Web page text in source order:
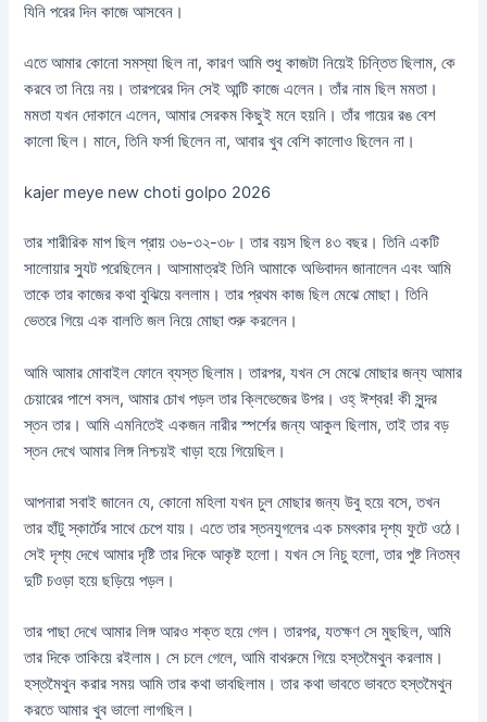
যিনি পরের দিন কাজে আসবেন।
এতে আমার কোনো সমস্যা ছিল না, কারণ আমি শুধু কাজটা নিয়েই চিন্তিত ছিলাম, কে
করবে তা নিয়ে নয়। তারপরের দিন সেই আন্টি কাজে এলেন। তাঁর নাম ছিল মমতা।
মমতা যখন দোকানে এলেন, আমার সেরকম কিছুই মনে হয়নি। তাঁর গায়ের রঙ বেশ
কালো ছিল। মানে, তিনি ফর্সা ছিলেন না, আবার খুব বেশি কালোও ছিলেন না।
kajer meye new choti golpo 2026
তার শারীরিক মাপ ছিল প্রায় ৩৬-৩২-৩৮। তার বয়স ছিল ৪৩ বছর। তিনি একটি
সালোয়ার স্যুট পরেছিলেন। আসামাত্রই তিনি আমাকে অভিবাদন জানালেন এবং আমি
তাকে তার কাজের কথা বুঝিয়ে বললাম। তার প্রথম কাজ ছিল মেঝে মোছা। তিনি
ভেতরে গিয়ে এক বালতি জল নিয়ে মোছা শুরু করলেন।
আমি আমার মোবাইল ফোনে ব্যস্ত ছিলাম। তারপর, যখন সে মেঝে মোছার জন্য আমার
চেয়ারের পাশে বসল, আমার চোখ পড়ল তার ক্লিভেজের উপর। ওহ্‌ ঈশ্বর! কী সুন্দর
স্তন তার। আমি এমনিতেই একজন নারীর স্পর্শের জন্য আকুল ছিলাম, তাই তার বড়
স্তন দেখে আমার লিঙ্গ নিশ্চয়ই খাড়া হয়ে গিয়েছিল।
আপনারা সবাই জানেন যে, কোনো মহিলা যখন চুল মোছার জন্য উবু হয়ে বসে, তখন
তার হাঁটু স্কার্টের সাথে চেপে যায়। এতে তার স্তনযুগলের এক চমৎকার দৃশ্য ফুটে ওঠে।
সেই দৃশ্য দেখে আমার দৃষ্টি তার দিকে আকৃষ্ট হলো। যখন সে নিচু হলো, তার পুষ্ট নিতম্ব
দুটি চওড়া হয়ে ছড়িয়ে পড়ল।
তার পাছা দেখে আমার লিঙ্গ আরও শক্ত হয়ে গেল। তারপর, যতক্ষণ সে মুছছিল, আমি
তার দিকে তাকিয়ে রইলাম। সে চলে গেলে, আমি বাথরুমে গিয়ে হস্তমৈথুন করলাম।
হস্তমৈথুন করার সময় আমি তার কথা ভাবছিলাম। তার কথা ভাবতে ভাবতে হস্তমৈথুন
করতে আমার খুব ভালো লাগছিল।